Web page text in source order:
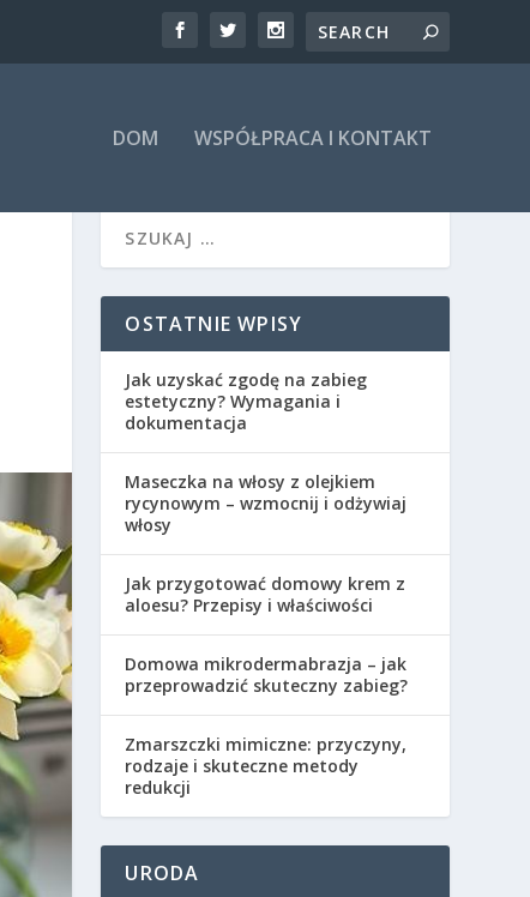
DOM WSPÓŁPRACA I KONTAKT
OSTATNIE WPISY
Jak uzyskać zgodę na zabieg
estetyczny? Wymagania i
dokumentacja
Maseczka na włosy z olejkiem
rycynowym – wzmocnij i odżywiaj
włosy
Jak przygotować domowy krem z
aloesu? Przepisy i właściwości
Domowa mikrodermabrazja – jak
przeprowadzić skuteczny zabieg?
Zmarszczki mimiczne: przyczyny,
rodzaje i skuteczne metody
redukcji
URODA